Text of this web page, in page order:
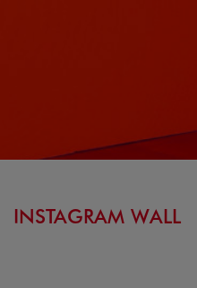
INSTAGRAM WALL